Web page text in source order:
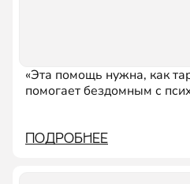
«Эта помощь нужна, как
помогает бездомным с
ПОДРОБНЕЕ